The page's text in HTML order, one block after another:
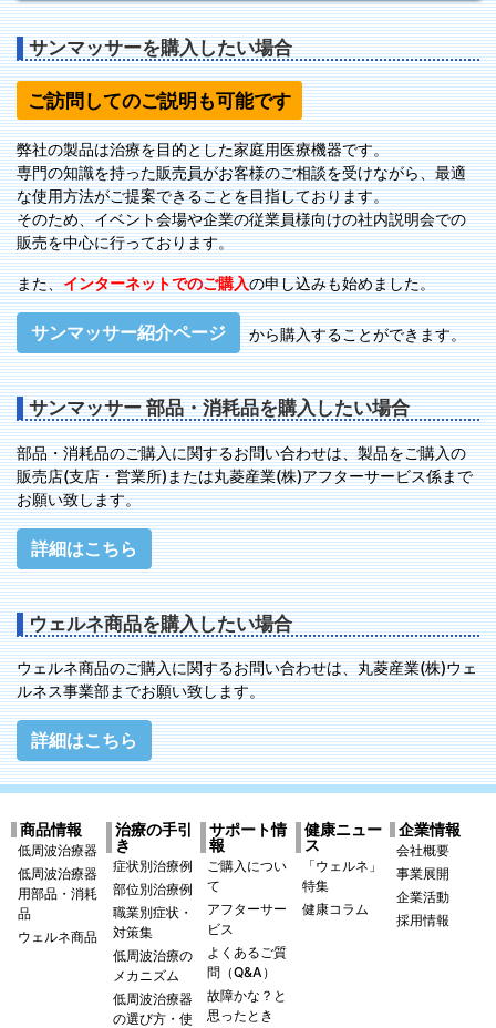
サンマッサーを購入したい場合
ご訪問してのご説明も可能です
弊社の製品は治療を目的とした家庭用医療機器です。
専門の知識を持った販売員がお客様のご相談を受けながら、最適
な使用方法がご提案できることを目指しております。
そのため、イベント会場や企業の従業員様向けの社内説明会での
販売を中心に行っております。
また、インターネットでのご購入の申し込みも始めました。
サンマッサー紹介ページ から購入することができます。
サンマッサー 部品・消耗品を購入したい場合
部品・消耗品のご購入に関するお問い合わせは、製品をご購入の
販売店(支店・営業所)または丸菱産業(株)アフターサービス係まで
お願い致します。
詳細はこちら
ウェルネ商品を購入したい場合
ウェルネ商品のご購入に関するお問い合わせは、丸菱産業(株)ウェ
ルネス事業部までお願い致します。
詳細はこちら
商品情報
低周波治療器
低周波治療器
用部品・消耗
品
ウェルネ商品
治療の手引
き
症状別治療例
部位別治療例
職業別症状・
対策集
低周波治療の
メカニズム
低周波治療器
の選び方・使
サポート情
報
ご購入につい
て
アフターサー
ビス
よくあるご質
問（Q&A）
故障かな？と
思ったとき
健康ニュー
ス
「ウェルネ」
特集
健康コラム
企業情報
会社概要
事業展開
企業活動
採用情報